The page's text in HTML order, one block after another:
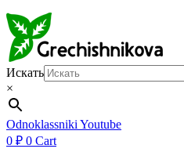
Искать
×
Odnoklassniki Youtube
0 ₽ 0 Cart